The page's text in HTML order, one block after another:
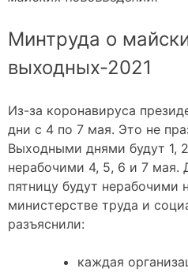
Минтруда о
выходных-2021
Из-за коронавируса
дни с 4 по 7 мая. Это не
Выходными днями будут 1,
нерабочими 4, 5, 6 и 7 мая.
пятницу будут нерабочими
министерстве труда и
разъяснили:
каждая